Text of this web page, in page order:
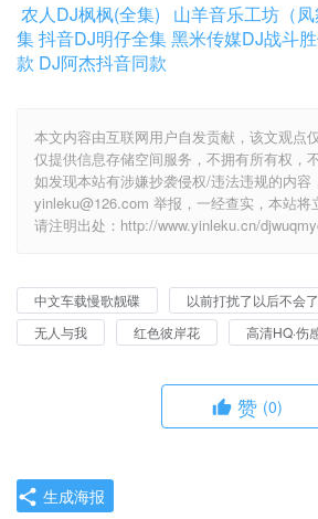
农人DJ枫枫(全集)
山羊音乐工坊（凤
集抖音DJ明仔全集黑米传媒DJ战斗
款 DJ阿杰抖音同款
本文内容由互联网用户自发贡献，该文观点
仅提供信息存储空间服务，不拥有所有权，
如发现本站有涉嫌抄袭侵权/违法违规的内容
yinleku@126.com 举报，一经查实，本站将
请注明出处：http://www.yinleku.cn/
中文车载慢歌靓碟 以前打扰了以后不会了
无人与我
红色彼岸花 高清HQ·伤
赞 (0)
生成海报